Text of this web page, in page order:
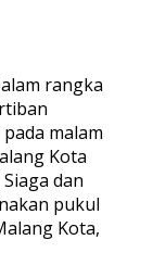
rangka
malam
Kota
dan
pukul
Kota,